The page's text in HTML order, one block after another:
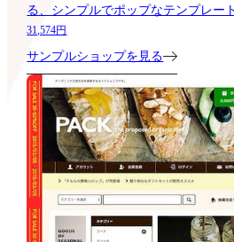
る、シンプルでポップなテンプレート
31,574円
サンプルショップを見る